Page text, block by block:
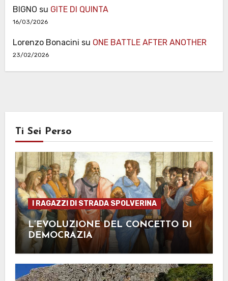
BIGNO su GITE DI QUINTA
16/03/2026
Lorenzo Bonacini su ONE BATTLE AFTER ANOTHER
23/02/2026
Ti Sei Perso
I RAGAZZI DI STRADA SPOLVERINA
L’EVOLUZIONE DEL CONCETTO DI
DEMOCRAZIA